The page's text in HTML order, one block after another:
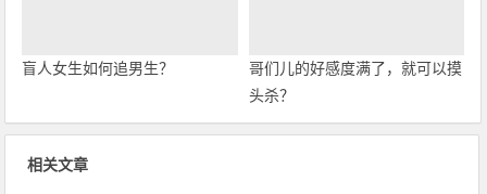
盲人女生如何追男生？
哥们儿的好感度满了，就可以摸
头杀？
相关文章